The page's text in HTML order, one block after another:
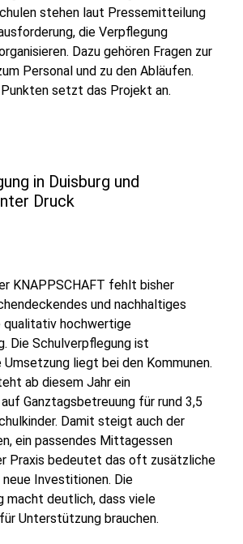
stehen laut Pressemitteilung
die Verpflegung
Dazu gehören Fragen zur
Personal und zu den Abläufen.
Punkten setzt das Projekt an.
in Duisburg und
Druck
KNAPPSCHAFT fehlt bisher
und nachhaltiges
qualitativ hochwertige
Die Schulverpflegung ist
Umsetzung liegt bei den Kommunen.
ab diesem Jahr ein
Ganztagsbetreuung für rund 3,5
Damit steigt auch der
ein passendes Mittagessen
Praxis bedeutet das oft zusätzliche
neue Investitionen. Die
macht deutlich, dass viele
Unterstützung brauchen.